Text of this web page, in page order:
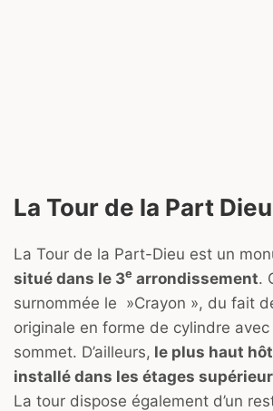
La Tour de la Part Dieu
La Tour de la Part-Dieu est un
situé dans le 3e arrondissement.
surnommée le »Crayon », du fait
originale en forme de cylindre
sommet. D’ailleurs, le plus haut
installé dans les étages
La tour dispose également d’un